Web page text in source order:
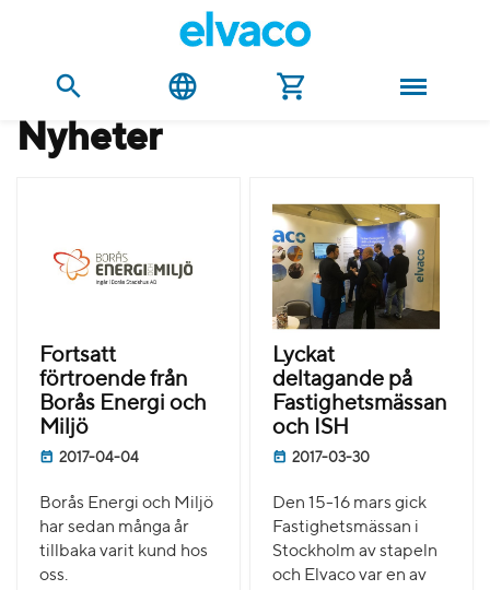
nyheter
Fortsatt
förtroende från
Borås Energi och
Miljö
2017-04-04
Borås Energi och Miljö
har sedan många år
tillbaka varit kund hos
oss.
Lyckat
deltagande på
Fastighetsmässan
och ISH
2017-03-30
Den 15-16 mars gick
Fastighetsmässan i
Stockholm av stapeln
och Elvaco var en av